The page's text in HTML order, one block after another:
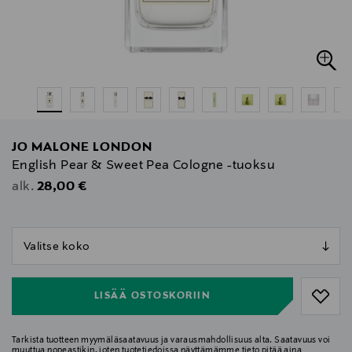
JO MALONE LONDON
English Pear & Sweet Pea Cologne -tuoksu
alk. Original Price
28,00 €
LISÄÄ OSTOSKORIIN
Tarkista tuotteen myymäläsaatavuus ja varausmahdollisuus alta. Saatavuus voi